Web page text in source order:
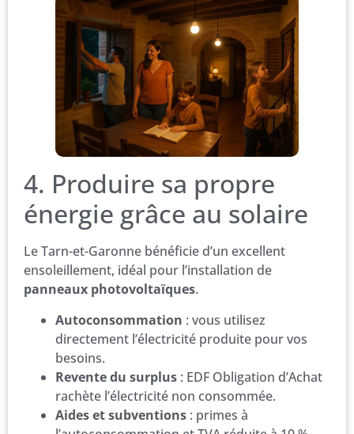
4. Produire sa propre
énergie grâce au solaire
Le Tarn-et-Garonne bénéficie d’un excellent
ensoleillement, idéal pour l’installation de
panneaux photovoltaïques.
Autoconsommation : vous utilisez
directement l’électricité produite pour vos
besoins.
Revente du surplus : EDF Obligation d’Achat
rachète l’électricité non consommée.
Aides et subventions : primes à